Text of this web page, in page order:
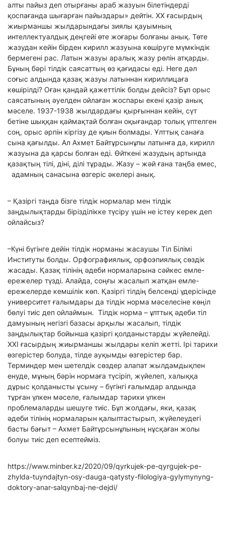
алты пайыз деп отырғаны араб жазуын білетіндерді
қоспағанда шығарған пайыздары» дейтін. ХХ ғасырдың
жиырманшы жылдарындағы зиялы қауымның
интеллектуалдық деңгейі өте жоғары болғаны анық. Төте
жазудан кейін бірден кирилл жазуына көшіруге мүмкіндік
бермегені рас. Латын жазуы аралық жазу рөлін атқарды.
Бұның бәрі тілдік саясаттың өз қағидасы еді. Неге дәл
соғыс алдында қазақ жазуы латыннан кириллицаға
көшірілді? Оған қандай қажеттілік болды дейсіз? Бұл орыс
саясатының әуелден ойлаған жоспары екені қазір анық
мәселе. 1937-1938 жылдардағы қырғыннан кейін, сүт
бетіне шыққан қаймақтай болған оқығандар толық үптелген
соң, орыс әрпін кіргізу де қиын болмады. Ұлттық санаға
сына қағылды. Ал Ахмет Байтұрсынұлы латынға да, кирилл
жазуына да қарсы болған еді. Өйткені жазудың артында
қазақтың тілі, діні, ділі тұрады. Жазу – жәй ғана таңба емес,
адамның санасына өзгеріс әкелері анық.
– Қазіргі таңда бізге тілдік нормалар мен тілдік
заңдылықтарды бірізділікке түсіру үшін не істеу керек деп
ойлайсыз?
–Күні бүгінге дейін тілдік норманы жасаушы Тіл Білімі
Институты болды. Орфографиялық, орфоэпиялық сөздік
жасады. Қазақ тілінің әдеби нормаларына сәйкес емле-
ережелер түзді. Алайда, соңғы жасалып жатқан емле-
ережелерде кемшілік көп. Қазіргі тілдің белсенді үдерісінде
университет ғалымдары да тілдік норма мәселесіне көңіл
бөлуі тиіс деп ойлаймын. Тілдік норма – ұлттық әдеби тіл
дамуының негізгі базасы арқылы жасалып, тілдік
заңдылықтар бойынша қазіргі қолданыстарды жүйелейді.
ХХІ ғасырдың жиырманшы жылдары келіп жетті. Ірі тарихи
өзгерістер болуда, тілде ауқымды өзгерістер бар.
Терминдер мен шетелдік сөздер алапат жылдамдықпен
енуде, мұның бәрін нормаға түсіріп, жүйелеп, халыққа
дұрыс қолданысты ұсыну – бүгінгі ғалымдар алдында
тұрған үлкен мәселе, ғалымдар тарихи үлкен
проблемаларды шешуге тиіс. Бұл жолдағы, яки, қазақ
әдеби тілінің нормаларын қалыптастырып, жүйелеудегі
басты бағыт – Ахмет Байтұрсынұлының нұсқаған жолы
болуы тиіс деп есептейміз.
https://www.minber.kz/2020/09/qyrkujek-pe-qyrgujek-pe-
zhylda-tuyndajtyn-osy-dauga-qatysty-filologiya-gylymynyng-
doktory-anar-salqynbaj-ne-dejdi/